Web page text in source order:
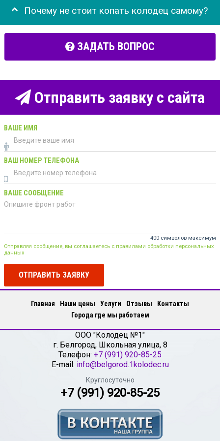
Почему не стоит копать колодец самому?
ЗАДАТЬ ВОПРОС
Отправить заявку с сайта
ВАШЕ ИМЯ
ВАШ НОМЕР ТЕЛЕФОНА
ВАШЕ СООБЩЕНИЕ
400 символов максимум
Отправляя сообщение, вы соглашаетесь с правилами обработки персональных
данных
ОТПРАВИТЬ ЗАЯВКУ
Главная Наши цены Услуги Отзывы
Контакты
Города где мы работаем
ООО "Колодец №1"
г. Белгород, Школьная улица, 8
Телефон: +7 (991) 920-85-25
E-mail: info@belgorod.1kolodec.ru
Круглосуточно
+7 (991) 920-85-25